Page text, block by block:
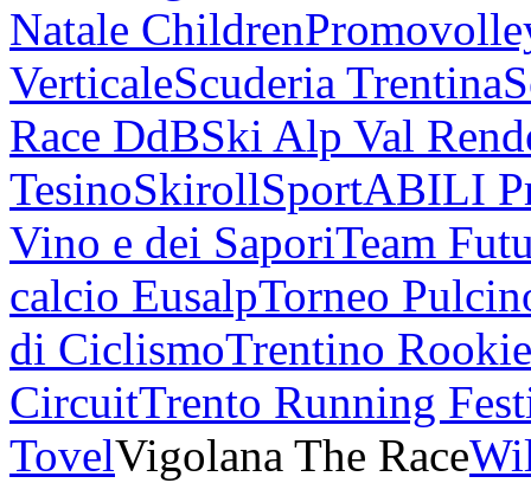
Natale Children
VerticaleScuderia Trentina
Race DdBSki Alp Val
TesinoSkirollSportABILI
Vino e dei SaporiTeam
calcio EusalpTorneo
di CiclismoTrentino
CircuitTrento Running
TovelVigolana The Race